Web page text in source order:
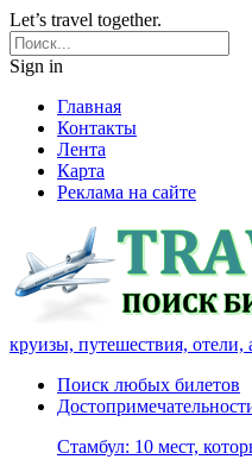
Let’s travel together.
Sign in
Главная
Контакты
Лента
Карта
Реклама на сайте
круизы, путешествия, отели,
Поиск любых билетов
Стамбул: 10 мест,